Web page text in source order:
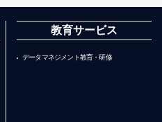
教育サービス
データマネジメント教育・研修